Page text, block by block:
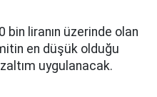
liranın üzerinde olan
en düşük olduğu
uygulanacak.